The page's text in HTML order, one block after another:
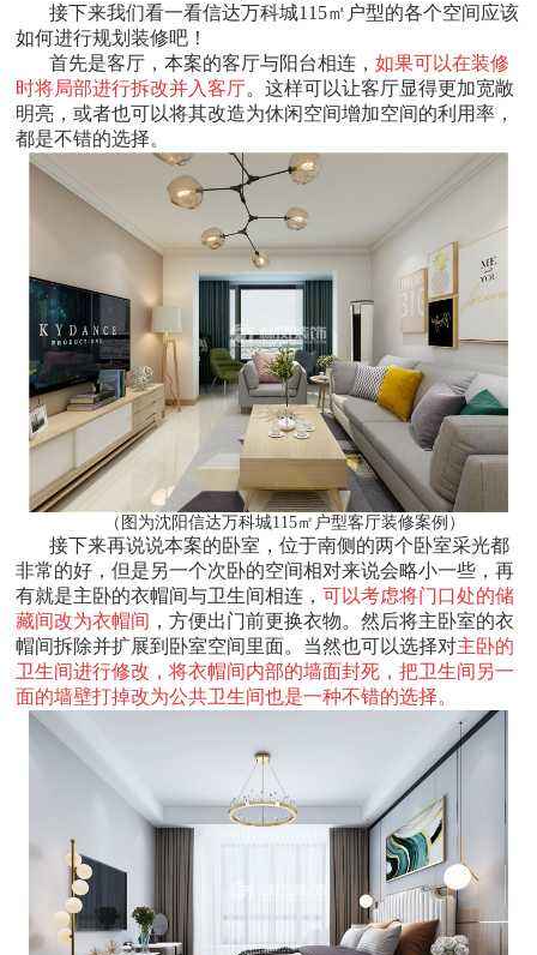
接下来我们看一看信达万科城115㎡户型的各个空间应该
如何进行规划装修吧！
首先是客厅，本案的客厅与阳台相连，如果可以在装修
时将局部进行拆改并入客厅。这样可以让客厅显得更加宽敞
明亮，或者也可以将其改造为休闲空间增加空间的利用率，
都是不错的选择。
（图为沈阳信达万科城115㎡户型客厅装修案例）
接下来再说说本案的卧室，位于南侧的两个卧室采光都
非常的好，但是另一个次卧的空间相对来说会略小一些，再
有就是主卧的衣帽间与卫生间相连，可以考虑将门口处的储
藏间改为衣帽间 ，方便出门前更换衣物。然后将主卧室的衣
帽间拆除并扩展到卧室空间里面。当然也可以选择对主卧的
卫生间进行修改，将衣帽间内部的墙面封死，把卫生间另一
面的墙壁打掉改为公共卫生间也是一种不错的选择。